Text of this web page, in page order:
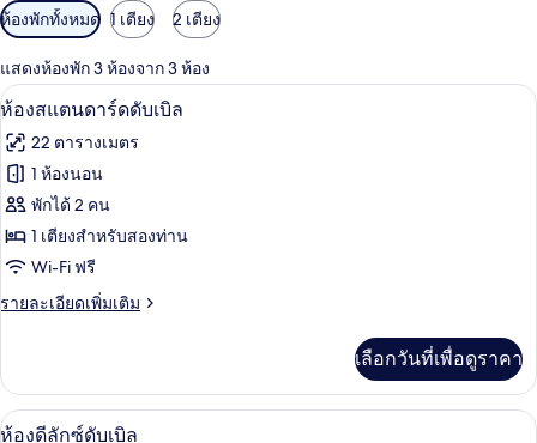
ตัว
กรอง
ที่
มี
ให้
สำหรับ
ห้อง
พัก
ห้องพักทั้งหมด 1 เตียง 2 เตียง
แสดงห้องพัก 3 ห้องจาก 3 ห้อง
เปิด
ภาพถ่าย
ทั้งหมด
ของ
ห้อง
สแตนดาร์ด
ดับเบิล
ห้องสแตนดาร์ดดับเบิล | เตียงเสริม/เป
6
ห้องสแตนดาร์ดดับเบิล
22 ตารางเมตร
1 ห้องนอน
พักได้ 2 คน
1 เตียงสำหรับสองท่าน
Wi-Fi ฟรี
รายละเอียดเพิ่มเติม
ราย
เกี่ยว
กับ
ห้อง
เลือกวันที่เพื่อดูราคา
เปิด
6
ห้องดีลักซ์ดับเบิล